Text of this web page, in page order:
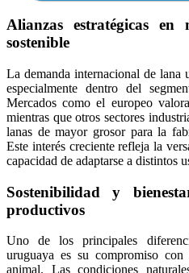
Alianzas estratégicas
sostenible
La demanda internacional de lana
especialmente dentro del
Mercados como el europeo
mientras que otros sectores
lanas de mayor grosor para la
Este interés creciente refleja la
capacidad de adaptarse a distintos
Sostenibilidad y
productivos
Uno de los principales
uruguaya es su compromiso
animal. Las condiciones